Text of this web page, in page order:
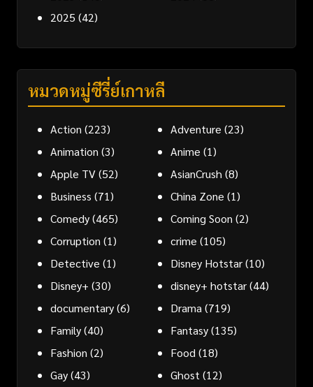
2025 (42)
หมวดหมู่ซีรี่ย์เกาหลี
Action (223) Adventure (23)
Animation (3) Anime (1)
Apple TV(52) AsianCrush (8)
Business (71) China Zone (1)
Comedy(465) Coming Soon (2)
Corruption (1) crime (105)
Detective (1) Disney Hotstar(10)
Disney+ (30) disney+ hotstar(44)
documentary(6) Drama (719)
Family(40) Fantasy(135)
Fashion (2) Food (18)
Gay(43) Ghost (12)